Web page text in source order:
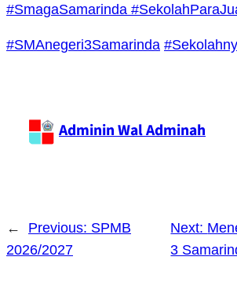
#SmagaSamarinda
#SMAnegeri3Samarinda
Adminin Wal Adminah
← Previous: SPMB
2026/2027
Next:
3